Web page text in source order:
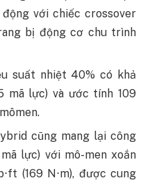
với chiếc crossover
bị động cơ chu trình
suất nhiệt 40% có khả
mã lực) và ước tính 109
cũng mang lại công
lực) với mô-men xoắn
(169 N⋅m), được cung